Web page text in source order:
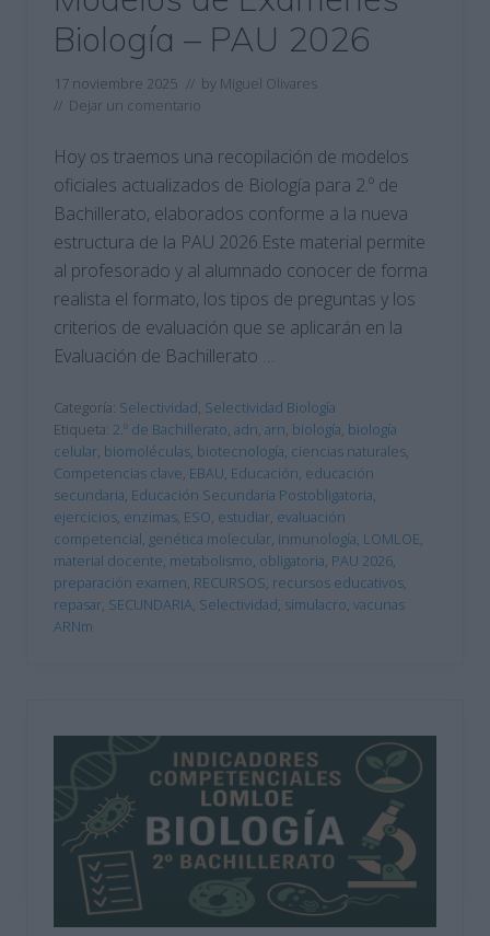
Biología – PAU 2026
17 noviembre 2025 // by Miguel Olivares
// Dejar un comentario
Hoy os traemos una recopilación de modelos
oficiales actualizados de Biología para 2.º de
Bachillerato, elaborados conforme a la nueva
estructura de la PAU 2026.Este material permite
al profesorado y al alumnado conocer de forma
realista el formato, los tipos de preguntas y los
criterios de evaluación que se aplicarán en la
Evaluación de Bachillerato …
Categoría: Selectividad, Selectividad Biología
Etiqueta: 2.º de Bachillerato, adn, arn, biología, biología
celular, biomoléculas, biotecnología, ciencias naturales,
Competencias clave, EBAU, Educación, educación
secundaria, Educación Secundaria Postobligatoria,
ejercicios, enzimas, ESO, estudiar, evaluación
competencial, genética molecular, inmunología, LOMLOE,
material docente, metabolismo, obligatoria, PAU 2026,
preparación examen, RECURSOS, recursos educativos,
repasar, SECUNDARIA, Selectividad, simulacro, vacunas
ARNm